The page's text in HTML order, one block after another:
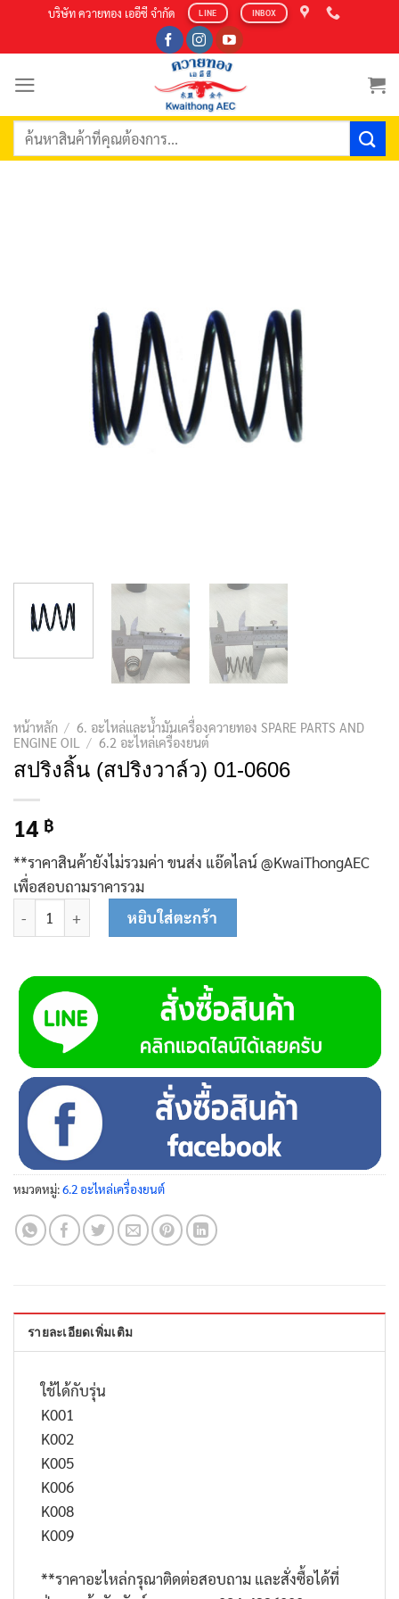
content
บริษัท ควายทอง เออีซี จำกัด LINE INBOX
ค้นหา:
หน้าหลัก / 6. อะไหล่และน้ำมันเครื่องควายทอง SPARE PARTS AND
ENGINE OIL
/ 6.2 อะไหล่เครื่องยนต์
สปริงลิ้น (สปริงวาล์ว) 01-0606
14 ฿
**ราคาสินค้ายังไม่รวมค่า ขนส่ง แอ๊ดไลน์ @KwaiThongAEC
เพื่อสอบถามราคารวม
จำนวน สปริงลิ้น (สปริงวาล์ว) 01-0606 ชิ้น
หยิบใส่ตะกร้า
หมวดหมู่:6.2 อะไหล่เครื่องยนต์
รายละเอียดเพิ่มเติม
ใช้ได้กับรุ่น
K001
K002
K005
K006
K008
K009
**ราคาอะไหล่กรุณาติดต่อสอบถาม และสั่งซื้อได้ที่